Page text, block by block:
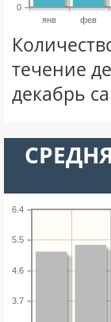
янв фев
0
течение
декабрь
3.7
4.6
5.5
6.4